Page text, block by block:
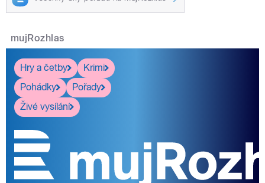
pause
mujRozhlas
Hry a četby
Krimi
Pohádky
Pořady
Živé vysílání